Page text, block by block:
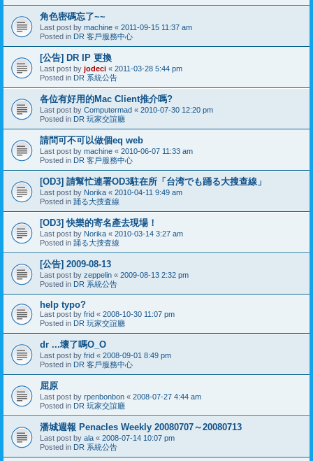
角色密碼忘了~~
Last post by machine « 2011-09-15 11:37 am
Posted in DR 客戶服務中心
[公告] DR IP 更換
Last post by jodeci « 2011-03-28 5:44 pm
Posted in DR 系統公告
各位有好用的Mac Client推介嗎?
Last post by Computermad « 2010-07-30 12:20 pm
Posted in DR 玩家交誼廳
請問可不可以做個eq web
Last post by machine « 2010-06-07 11:33 am
Posted in DR 客戶服務中心
[OD3] 請幫忙連署OD3駐在所「台湾でも踊る大搜查線」
Last post by Norika « 2010-04-11 9:49 am
Posted in 踊る大捜査線
[OD3] 快樂的寄名產去現場！
Last post by Norika « 2010-03-14 3:27 am
Posted in 踊る大捜査線
[公告] 2009-08-13
Last post by zeppelin « 2009-08-13 2:32 pm
Posted in DR 系統公告
help typo?
Last post by frid « 2008-10-30 11:07 pm
Posted in DR 玩家交誼廳
dr ...壞了嗎O_O
Last post by frid « 2008-09-01 8:49 pm
Posted in DR 客戶服務中心
屈原
Last post by rpenbonbon « 2008-07-27 4:44 am
Posted in DR 玩家交誼廳
潘城週報 Penacles Weekly 20080707～20080713
Last post by ala « 2008-07-14 10:07 pm
Posted in DR 系統公告